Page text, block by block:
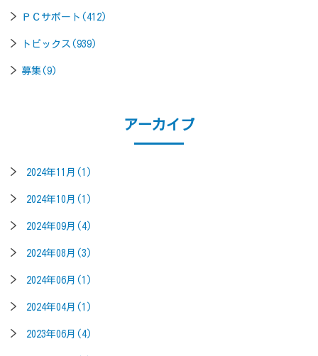
ＰＣサポート(412)
トピックス(939)
募集(9)
アーカイブ
2024年11月(1)
2024年10月(1)
2024年09月(4)
2024年08月(3)
2024年06月(1)
2024年04月(1)
2023年06月(4)